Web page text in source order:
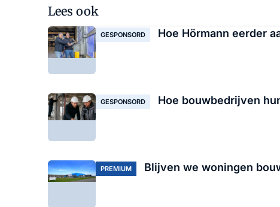
Lees ook
GESPONSORD Hoe Hörmann eerder
GESPONSORD Hoe bouwbedrijven
PREMIUM Blijven we woningen